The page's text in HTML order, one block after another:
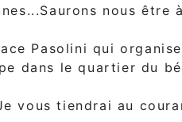
nous être
Pasolini qui
dans le quartier du
vous tiendrai au